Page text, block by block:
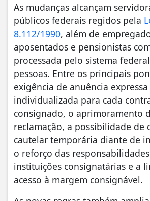
As mudanças alcançam
públicos federais regidos pela
8.112/1990, além de
aposentados e pensionistas
processada pelo sistema
pessoas. Entre os principais
exigência de anuência expressa
individualizada para cada
consignado, o aprimoramento
reclamação, a possibilidade de
cautelar temporária diante de
o reforço das
instituições consignatárias e a
acesso à margem consignável.